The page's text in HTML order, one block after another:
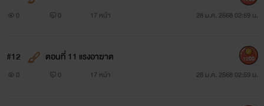
0 0 17 หน้า 28 ม.ค. 2568 02:59 น.
#12 ตอนที่ 11 แรงอาฆาต
0 0 17 หน้า 28 ม.ค. 2568 02:59 น.
1200